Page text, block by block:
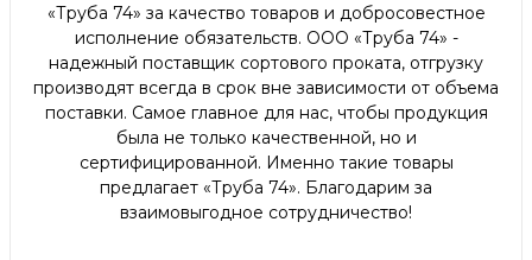
«Труба 74» за качество товаров и добросовестное
исполнение обязательств. ООО «Труба 74» -
надежный поставщик сортового проката, отгрузку
производят всегда в срок вне зависимости от объема
поставки. Самое главное для нас, чтобы продукция
была не только качественной, но и
сертифицированной. Именно такие товары
предлагает «Труба 74». Благодарим за
взаимовыгодное сотрудничество!